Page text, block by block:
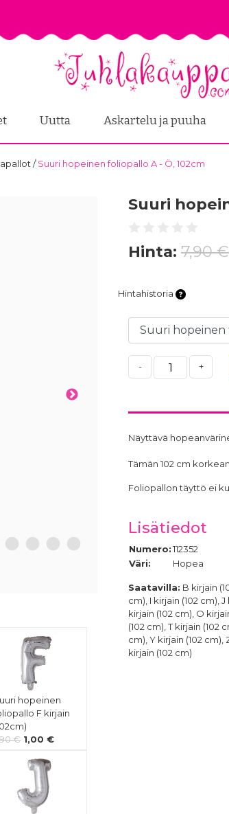
Uutta Askartelu ja puuha
/Suuri hopeinen foliopallo A - Ö, 102cm
17 18 19 20
hopeinen
F kirjain
€ 1,00 €
Suuri
Hinta: 7,90 €
Hintahistoria
- +
Näyttävä
Tämän 102 cm
Foliopallon täyttö ei
Lisätiedot
Numero:112352
Väri:
Hopea
Saatavilla: B kirjain
cm), I kirjain (102 cm),
kirjain (102 cm), O
(102 cm), T kirjain (102
cm), Y kirjain (102 cm),
kirjain (102 cm)